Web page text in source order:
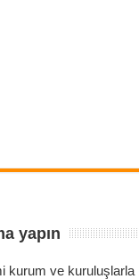
yapın
kurum ve kuruluşlarla